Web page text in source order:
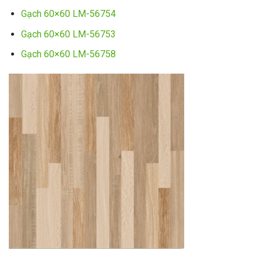
Gạch 60×60 LM-56754
Gạch 60×60 LM-56753
Gạch 60×60 LM-56758